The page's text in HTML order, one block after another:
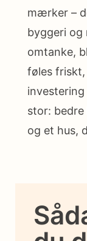
mærker –
byggeri og
omtanke,
føles
stor:
og et hus,